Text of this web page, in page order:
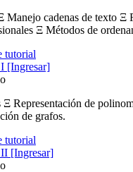
Manejo cadenas de texto
Ξ Métodos de
tutorial
[Ingresar]
Ξ Representación de
de grafos.
tutorial
[Ingresar]